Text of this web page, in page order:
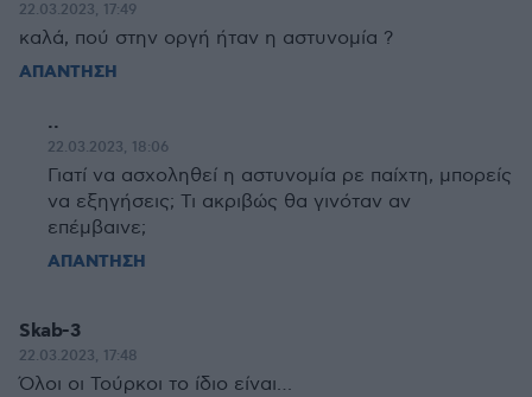
22.03.2023, 17:49
καλά, πού στην οργή ήταν η αστυνομία ?
ΑΠΑΝΤΗΣΗ
..
22.03.2023, 18:06
Γιατί να ασχοληθεί η αστυνομία ρε παίχτη, μπορείς
να εξηγήσεις; Τι ακριβώς θα γινόταν αν
επέμβαινε;
ΑΠΑΝΤΗΣΗ
Skab-3
22.03.2023, 17:48
Όλοι οι Τούρκοι το ίδιο είναι…